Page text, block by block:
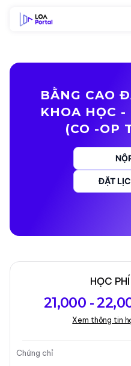
BẰNG CAO
KHOA HỌC
(CO -OP
ĐẶT
chương trình
Cập nhật lần cuối vào 20-
Tổng quan
HỌC
21,000 -
Xem thông tin
Chứng chỉ